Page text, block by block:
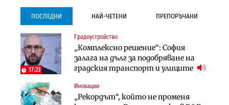
ПОСЛЕДНИ НАЙ-ЧЕТЕНИ ПРЕПОРЪЧАНИ
17:23
Градоустройство
„Комплексно решение“: София
залага на дълг за подобряване на
градския транспорт и улиците
Иновации
„Рекордът“, който не променя
Градоустройство
Столична община избра
изпълнител за преместването на
трамвайното трасе по бул.
Инфраструктура
Инфраструктура
Проектирането на тунела под
Петрохан ще върви паралелно с
екологичните оценки
Компании
„Хювефарма“ подписа договор за